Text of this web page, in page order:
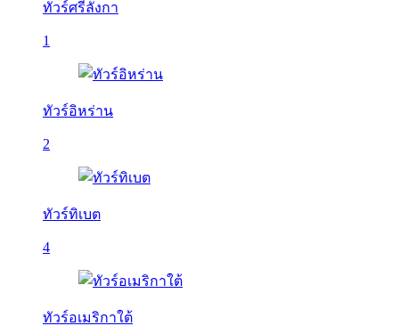
ทัวร์ศรีลังกา
1
ทัวร์อิหร่าน
2
ทัวร์ทิเบต
4
ทัวร์อเมริกาใต้